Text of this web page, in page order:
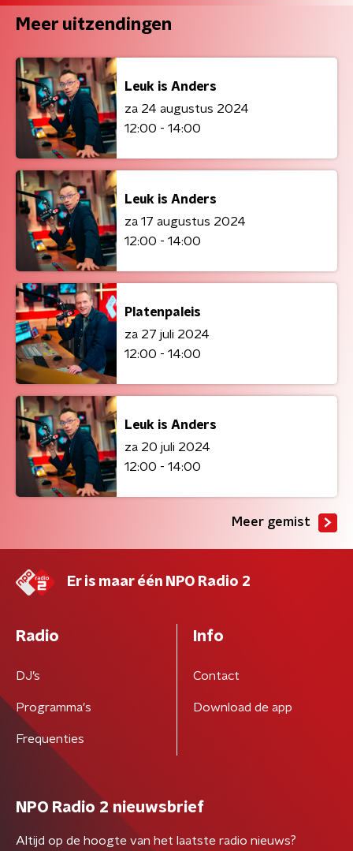
Meer uitzendingen
Leuk is Anders
za 24 augustus 2024
12:00 - 14:00
Leuk is Anders
za 17 augustus 2024
12:00 - 14:00
Platenpaleis
za 27 juli 2024
12:00 - 14:00
Leuk is Anders
za 20 juli 2024
12:00 - 14:00
Meer gemist
Er is maar één NPO Radio 2
Radio
DJ’s
Programma's
Frequenties
Info
Contact
Download de app
NPO Radio 2 nieuwsbrief
Altijd op de hoogte van het laatste radio nieuws?